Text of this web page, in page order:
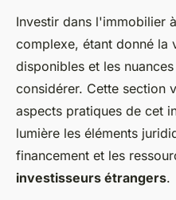
Investir dans l'immobilier
complexe, étant donné la
disponibles et les
considérer. Cette section
aspects pratiques de cet
lumière les éléments
financement et les
investisseurs étrangers.